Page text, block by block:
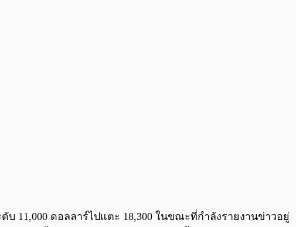
0:00
11,000 ดอลลาร์ไปแตะ 18,300 ในขณะที่กำลังรายงานข่าวอยู่